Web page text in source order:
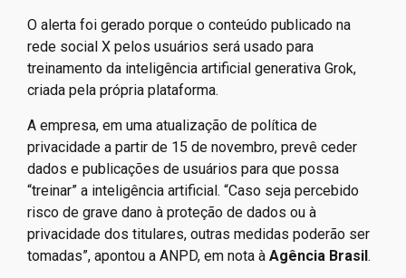
O alerta foi gerado porque o conteúdo publicado na
rede social X pelos usuários será usado para
treinamento da inteligência artificial generativa Grok,
criada pela própria plataforma.
A empresa, em uma atualização de política de
privacidade a partir de 15 de novembro, prevê ceder
dados e publicações de usuários para que possa
“treinar” a inteligência artificial. “Caso seja percebido
risco de grave dano à proteção de dados ou à
privacidade dos titulares, outras medidas poderão ser
tomadas”, apontou a ANPD, em nota à Agência Brasil.